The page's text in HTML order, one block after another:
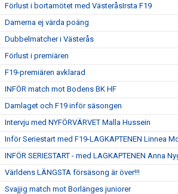
Förlust i bortamötet med VästeråsIrsta F19
Damerna ej värda poäng
Dubbelmatcher i Västerås
Förlust i premiären
F19-premiären avklarad
INFÖR match mot Bodens BK HF
Damlaget och F19 inför säsongen
Intervju med NYFÖRVÄRVET Malla Hussein
Inför Seriestart med F19-LAGKAPTENEN Linnea
INFÖR SERIESTART - med LAGKAPTENEN Anna
Världens LÄNGSTA försäsong är över!!!
Svajjig match mot Borlänges juniorer